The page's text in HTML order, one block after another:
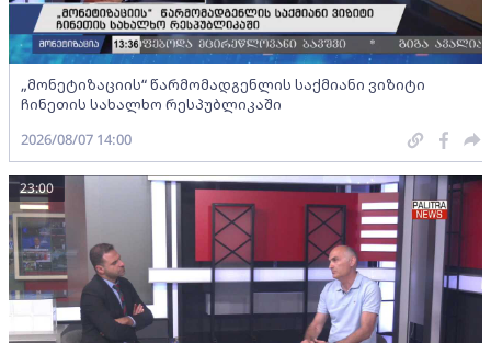
„მონეტიზაციის“ წარმომადგენლის საქმიანი ვიზიტი
ჩინეთის სახალხო რესპუბლიკაში
2026/08/07 14:00
23:00